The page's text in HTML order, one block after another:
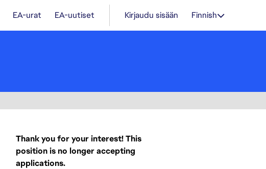
EA-urat EA-uutiset Kirjaudu sisään Finnish
Thank you for your interest! This
position is no longer accepting
applications.